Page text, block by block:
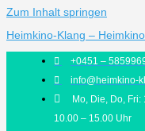
Zum Inhalt springen
Heimkino-Klang –
+0451 –
info@heimkino-
Mo, Die, Do,
10.00 – 15.00 Uhr